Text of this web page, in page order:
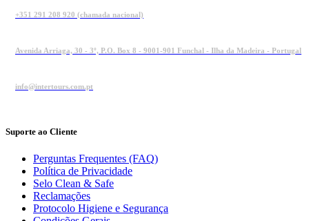
+351 291 208 920 (chamada nacional)
Avenida Arriaga, 30 - 3º, P.O. Box 8 - 9001-901 Funchal - Ilha da Madeira - Portugal
info@intertours.com.pt
Suporte ao Cliente
Perguntas Frequentes (FAQ)
Política de Privacidade
Selo Clean & Safe
Reclamações
Protocolo Higiene e Segurança